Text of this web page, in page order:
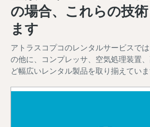
の場合、これらの技
ます
アトラスコプコのレンタルサービスで
の他に、コンプレッサ、空気処理装置
ど幅広いレンタル製品を取り揃えていま